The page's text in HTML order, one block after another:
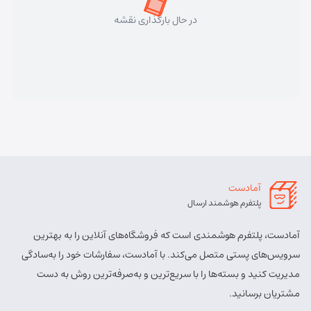
در حال بارگذاری نقشه
آمادست
پلتفرم هوشمند ارسال
آمادست، پلتفرم هوشمندی است که فروشگاه‌های آنلاین را به بهترین
سرویس‌های پستی متصل می‌کند. با آمادست، سفارشات خود را به‌سادگی
مدیریت کنید و بسته‌ها را با سریع‌ترین و به‌صرفه‌ترین روش به دست
مشتریان برسانید.